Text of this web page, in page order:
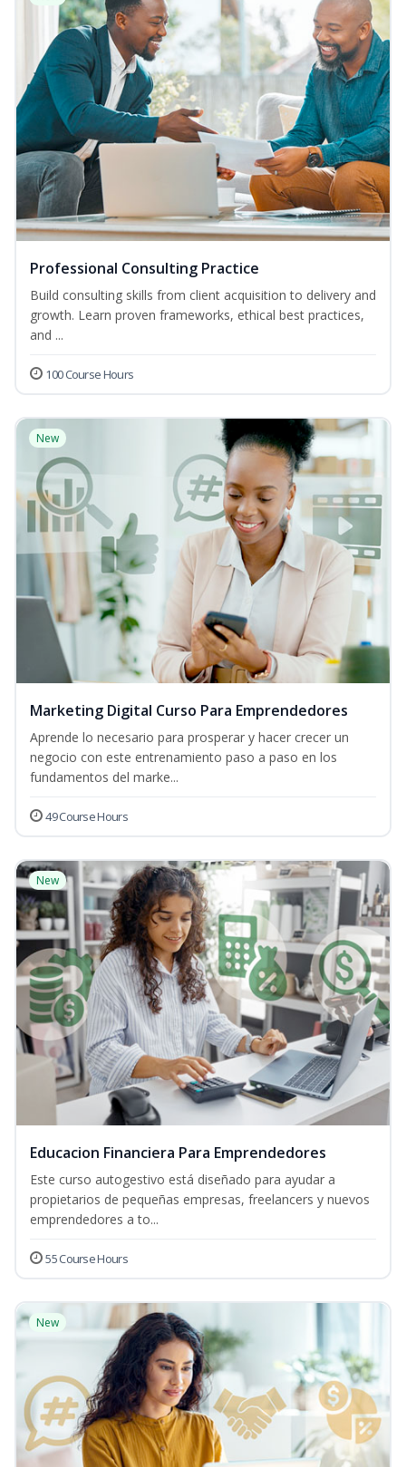
Professional Consulting Practice
Build consulting skills from client acquisition to delivery and
growth. Learn proven frameworks, ethical best practices,
and ...
100 Course Hours
New
Marketing Digital Curso Para Emprendedores
Aprende lo necesario para prosperar y hacer crecer un
negocio con este entrenamiento paso a paso en los
fundamentos del marke...
49 Course Hours
New
Educacion Financiera Para Emprendedores
Este curso autogestivo está diseñado para ayudar a
propietarios de pequeñas empresas, freelancers y nuevos
emprendedores a to...
55 Course Hours
New